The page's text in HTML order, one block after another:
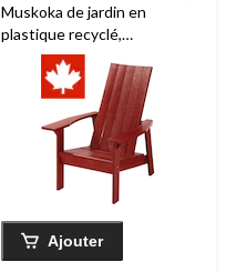
Muskoka de jardin en
plastique recyclé,
rouge
Ajouter